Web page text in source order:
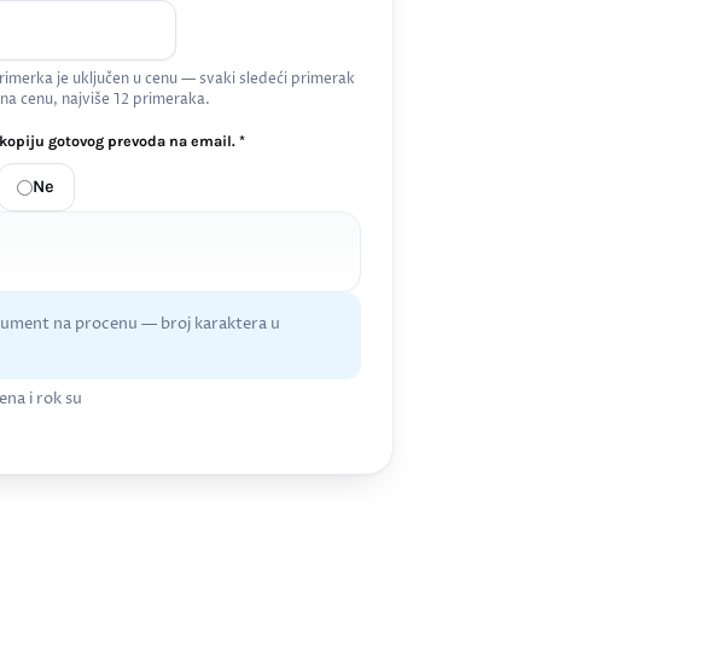
je uključen u cenu — svaki sledeći primerak
cenu, najviše 12 primeraka.
gotovog prevoda na email. *
Ne
na procenu — broj karaktera u
i rok su